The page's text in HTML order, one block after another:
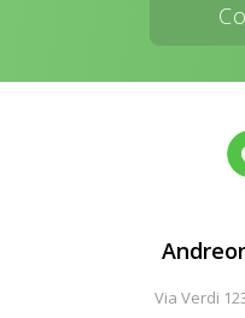
Via Verdi